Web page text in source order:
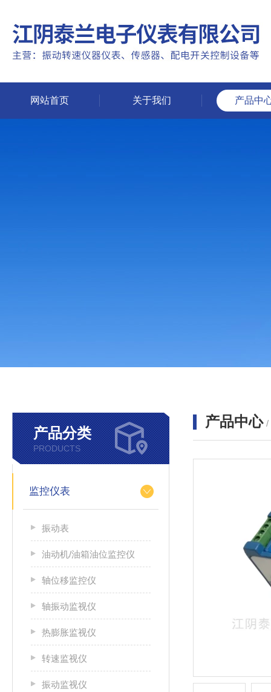
网站首页 关于我们 产品中
产品分类
PRODUCTS
监控仪表
振动表
油动机/油箱油位监控仪
轴位移监控仪
轴振动监视仪
热膨胀监视仪
转速监视仪
振动监视仪
产品中心 /